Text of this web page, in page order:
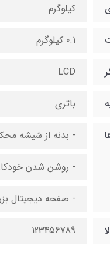
کیلوگرم
0.1 کیلوگرم
LCD
باتری
- بدنه از شیشه محکم
- روشن شدن
- صفحه دیجیتال
123456789